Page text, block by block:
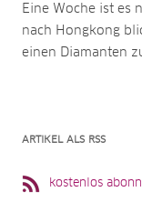
Eine Woche ist es
nach Hongkong
einen Diamanten
ARTIKEL ALS RSS
kostenlos